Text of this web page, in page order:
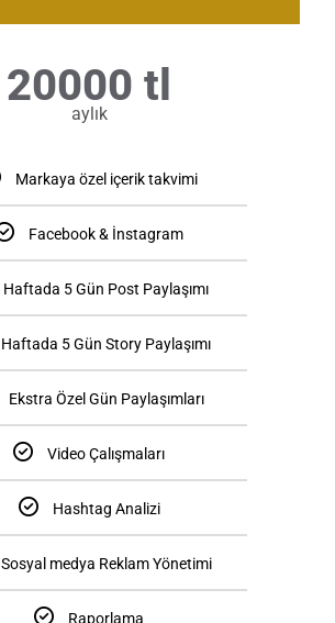
20000 tl
aylık
Markaya özel içerik takvimi
Facebook & İnstagram
Haftada 5 Gün Post Paylaşımı
Haftada 5 Gün Story Paylaşımı
Ekstra Özel Gün Paylaşımları
Video Çalışmaları
Hashtag Analizi
Sosyal medya Reklam Yönetimi
Raporlama